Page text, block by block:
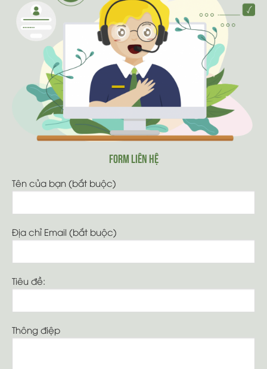
NHÀ BÈ AGRI || VP GIA LAI
556 Trường Chinh, Phường Chi
Lăng, Thành phố Pleiku, Gia Lai 600000,
Vietnam
08h00-17h00
0969070077
NHÀ BÈ AGRI || VP ĐĂK LẮK
Tây Nguyên ·
PơngDrang, Tỉnh ĐắkLắk
8h00 - 17h00
Tây Nguyên ·21 nguyễn thị định, đức trọng, lâm
đồng
0355430003
NHÀ BÈ AGRI || VP HÀ NỘI
Gia Lâm, Hà Nội
0944961555
0345791468
FORM LIÊN HỆ
Tên của bạn (bắt buộc)
Địa chỉ Email (bắt buộc)
Tiêu đề:
Thông điệp